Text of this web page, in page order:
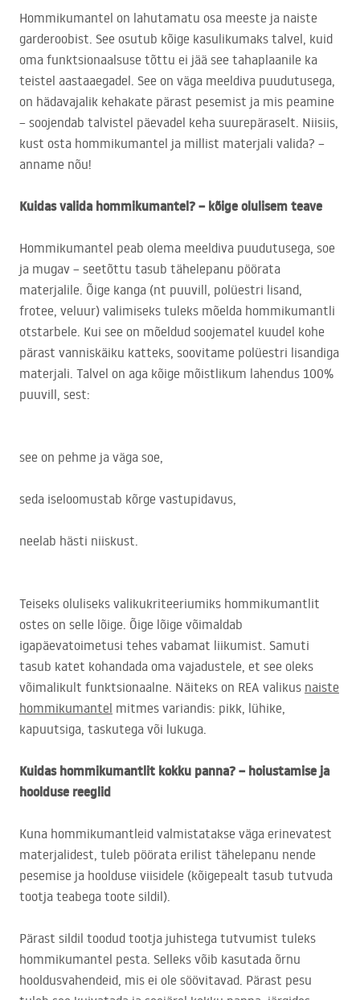
Hommikumantel on lahutamatu osa meeste ja naiste
garderoobist. See osutub kõige kasulikumaks talvel, kuid
oma funktsionaalsuse tõttu ei jää see tahaplaanile ka
teistel aastaaegadel. See on väga meeldiva puudutusega,
on hädavajalik kehakate pärast pesemist ja mis peamine
– soojendab talvistel päevadel keha suurepäraselt. Niisiis,
kust osta hommikumantel ja millist materjali valida? –
anname nõu!
Kuidas valida hommikumantel? – kõige olulisem teave
Hommikumantel peab olema meeldiva puudutusega, soe
ja mugav – seetõttu tasub tähelepanu pöörata
materjalile. Õige kanga (nt puuvill, polüestri lisand,
frotee, veluur) valimiseks tuleks mõelda hommikumantli
otstarbele. Kui see on mõeldud soojematel kuudel kohe
pärast vanniskäiku katteks, soovitame polüestri lisandiga
materjali. Talvel on aga kõige mõistlikum lahendus 100%
puuvill, sest:
see on pehme ja väga soe,
seda iseloomustab kõrge vastupidavus,
neelab hästi niiskust.
Teiseks oluliseks valikukriteeriumiks hommikumantlit
ostes on selle lõige. Õige lõige võimaldab
igapäevatoimetusi tehes vabamat liikumist. Samuti
tasub katet kohandada oma vajadustele, et see oleks
võimalikult funktsionaalne. Näiteks on REA valikus naiste
hommikumantel mitmes variandis: pikk, lühike,
kapuutsiga, taskutega või lukuga.
Kuidas hommikumantlit kokku panna? – hoiustamise ja
hoolduse reeglid
Kuna hommikumantleid valmistatakse väga erinevatest
materjalidest, tuleb pöörata erilist tähelepanu nende
pesemise ja hoolduse viisidele (kõigepealt tasub tutvuda
tootja teabega toote sildil).
Pärast sildil toodud tootja juhistega tutvumist tuleks
hommikumantel pesta. Selleks võib kasutada õrnu
hooldusvahendeid, mis ei ole söövitavad. Pärast pesu